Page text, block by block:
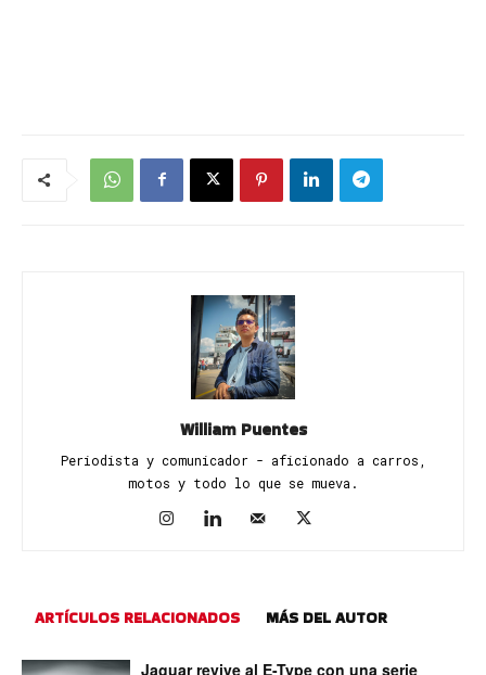
William Puentes
Periodista y comunicador - aficionado a carros,
motos y todo lo que se mueva.
ARTÍCULOS RELACIONADOS MÁS DEL AUTOR
Jaguar revive al E-Type con una serie